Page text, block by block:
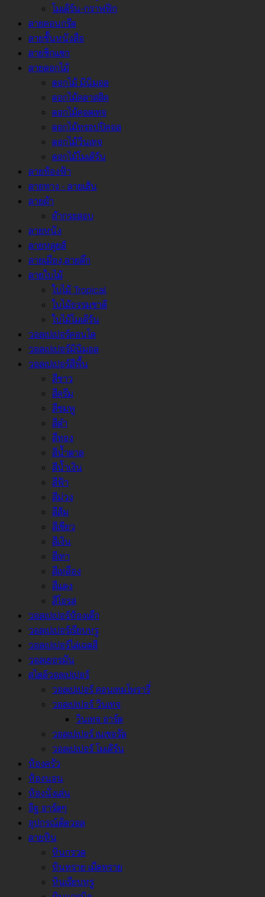
โมเดิร์น-กราฟฟิก
ลายคอนกรีต
ลายชั้นหนังสือ
ลายซิกแซก
ลายดอกไม้
ดอกไม้ มินิมอล
ดอกไม้คลาสสิค
ดอกไม้คอตเทจ
ดอกไม้ทรอปปิคอล
ดอกไม้วินเทจ
ดอกไม้โมเดิร์น
ลายท้องฟ้า
ลายทาง - ลายเส้น
ลายผ้า
ผ้ากระสอบ
ลายหนัง
ลายหลุยส์
ลายเมือง,ลายตึก
ลายใบไม้
ใบไม้ Tropical
ใบไม้ธรรมชาติ
ใบไม้โมเดิร์น
วอลเปเปอร์คอนโด
วอลเปเปอร์มินิมอล
วอลเปเปอร์สีพื้น
สีขาว
สีครีม
สีชมพู
สีดำ
สีทอง
สีน้ำตาล
สีน้ำเงิน
สีฟ้า
สีม่วง
สีส้ม
สีเขียว
สีเงิน
สีเทา
สีเหลือง
สีแดง
สีโอรส
วอลเปเปอร์ห้องเด็ก
วอลเปเปอร์เรียบหรู
วอลเปเปอร์ไล่เฉดสี
วอลเยอรมัน
สไตล์วอลเปเปอร์
วอลเปเปอร์ คอนเทมโพรารี่
วอลเปเปอร์ วินเทจ
วินเทจ อาร์ต
วอลเปเปอร์ เนเชอรัล
วอลเปเปอร์ โมเดิร์น
ห้องครัว
ห้องนอน
ห้องนั่งเล่น
อิฐ อาร์ตๆ
อุปกรณ์ติดวอล
ลายหิน
หินกรวด
หินทราย เม็ดทราย
หินเรียบหรู